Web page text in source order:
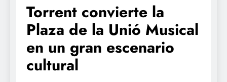
Torrent convierte la
Plaza de la Unió Musical
en un gran escenario
cultural